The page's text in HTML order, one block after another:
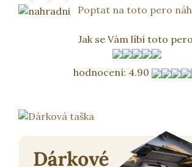
Poptat na toto pero
Jak se Vám líbí toto
hodnocení: 4.90